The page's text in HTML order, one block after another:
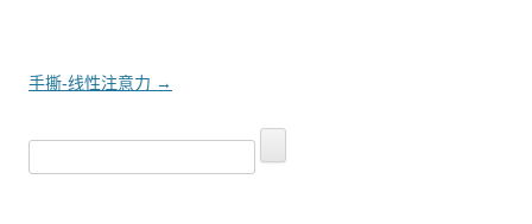
文
手撕-线性注意力 →
搜
索